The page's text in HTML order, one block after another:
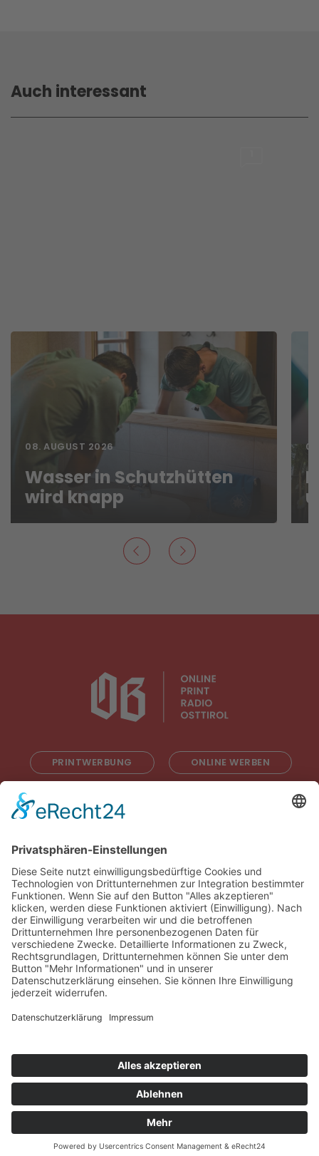
Auch interessant
08. AUGUST 2026
Wasser in Schutzhütten
wird knapp
PRINTWERBUNG ONLINE WERBEN
Impressum
AGB
Cookie-Einstellungen
Werbe-Einwilligungen